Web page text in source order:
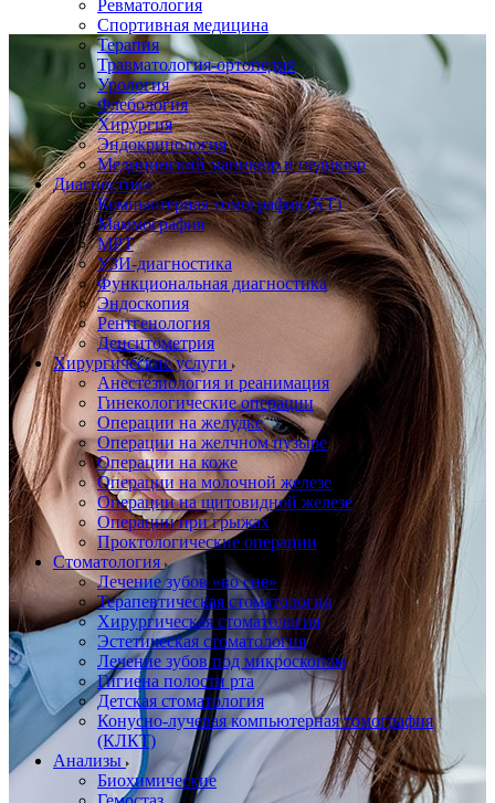
Ревматология
Спортивная медицина
Терапия
Травматология-ортопедия
Урология
Флебология
Хирургия
Эндокринология
Медицинский маникюр и педикюр
Диагностика
Компьютерная томография (КТ)
Маммография
МРТ
УЗИ-диагностика
Функциональная диагностика
Эндоскопия
Рентгенология
Денситометрия
Хирургические услуги
Анестезиология и реанимация
Гинекологические операции
Операции на желудке
Операции на желчном пузыре
Операции на коже
Операции на молочной железе
Операции на щитовидной железе
Операции при грыжах
Проктологические операции
Стоматология
Лечение зубов «во сне»
Терапевтическая стоматология
Хирургическая стоматология
Эстетическая стоматология
Лечение зубов под микроскопом
Гигиена полости рта
Детская стоматология
Конусно-лучевая компьютерная томография
(КЛКТ)
Анализы
Биохимические